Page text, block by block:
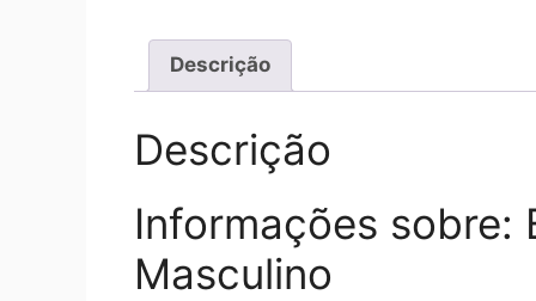
Descrição
Descrição
Informações sobre:
Masculino